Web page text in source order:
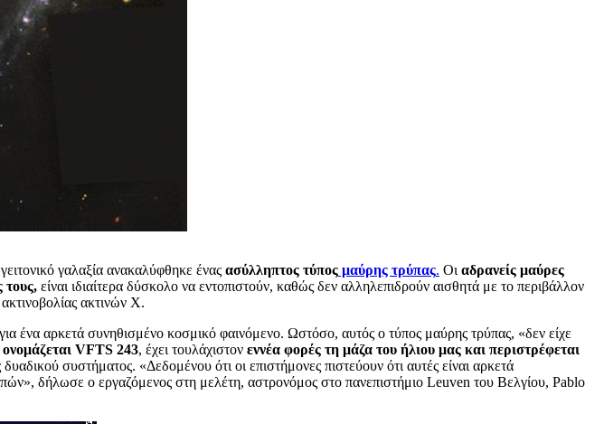
γαλαξία ανακαλύφθηκε ένας ασύλληπτος τύπος μαύρης τρύπας. Οι αδρανείς μαύρες
τους, είναι ιδιαίτερα δύσκολο να εντοπιστούν, καθώς δεν αλληλεπιδρούν αισθητά με το περιβάλλον
ακτινών Χ.
ένα αρκετά συνηθισμένο κοσμικό φαινόμενο. Ωστόσο, αυτός ο τύπος μαύρης τρύπας, «δεν είχε
VFTS 243, έχει τουλάχιστον εννέα φορές τη μάζα του ήλιου μας και περιστρέφεται
συστήματος. «Δεδομένου ότι οι επιστήμονες πιστεύουν ότι αυτές είναι αρκετά
δήλωσε ο εργαζόμενος στη μελέτη, αστρονόμος στο πανεπιστήμιο Leuven του Βελγίου, Pablo